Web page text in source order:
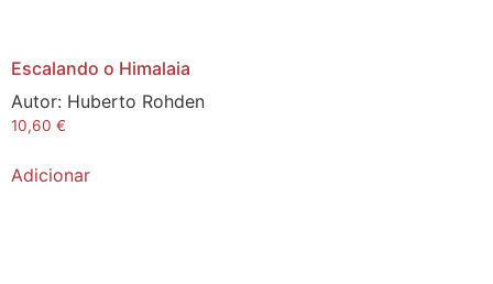
Escalando o Himalaia
Autor: Huberto Rohden
10,60 €
Adicionar